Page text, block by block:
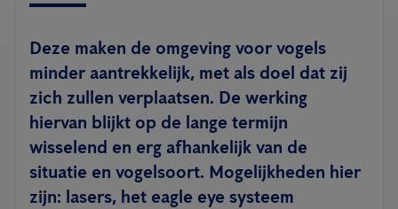
Deze maken de omgeving voor vogels
minder aantrekkelijk, met als doel dat zij
zich zullen verplaatsen. De werking
hiervan blijkt op de lange termijn
wisselend en erg afhankelijk van de
situatie en vogelsoort. Mogelijkheden hier
zijn: lasers, het eagle eye systeem